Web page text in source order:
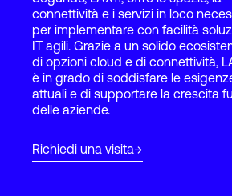
Accesso
connettività e i servizi in loco
per implementare con facilità
IT agili. Grazie a un solido
di opzioni cloud e di connettività,
è in grado di soddisfare le
attuali e di supportare la crescita
delle aziende.
Richiedi una visita